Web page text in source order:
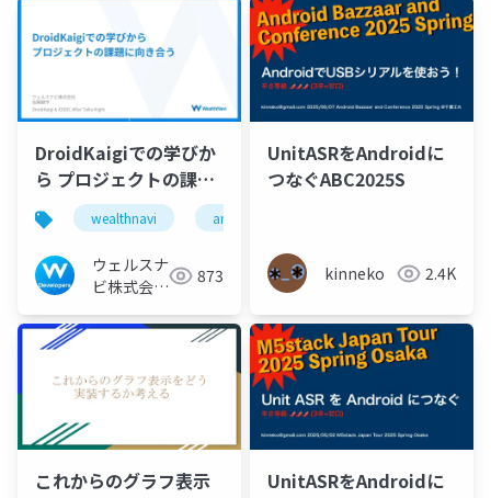
DroidKaigiでの学びか
ら プロジェクトの課題
に向き合うwealthnavi android
ウェルスナ
ビ株式会社
ーム
873
UnitASRをAndroidに
つなぐABC2025S
kinneko 2.4K
これからのグラフ表示
UnitASRをAndroidに